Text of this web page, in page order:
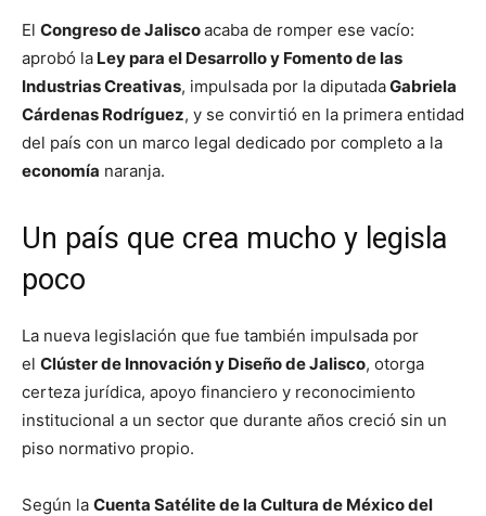
El Congreso de Jaliscoacaba de romper ese vacío:
aprobó la Ley para el Desarrollo y Fomento de las
Industrias Creativas, impulsada por la diputadaGabriela
Cárdenas Rodríguez, y se convirtió en la primera entidad
del país con un marco legal dedicado por completo a la
economía naranja.
Un país que crea mucho y legisla
poco
La nueva legislación que fue también impulsada por
el Clúster de Innovación y Diseño de Jalisco, otorga
certeza jurídica, apoyo financiero y reconocimiento
institucional a un sector que durante años creció sin un
piso normativo propio.
Según la Cuenta Satélite de la Cultura de México del